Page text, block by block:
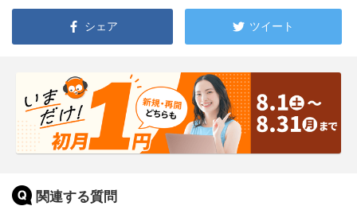
シェア ツイート
関連する質問